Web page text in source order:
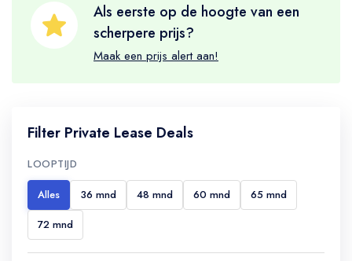
Als eerste op de hoogte van een
scherpere prijs?
Maak een prijs alert aan!
Filter Private Lease Deals
LOOPTIJD
Alles 36 mnd 48 mnd 60 mnd
65 mnd
72 mnd